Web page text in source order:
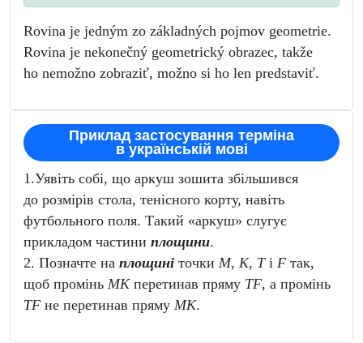
Rovina je jedným zo základných pojmov geometrie.
Rovina je nekonečný geometrický obrazec, takže
ho nemožno zobraziť, možno si ho len predstaviť.
Приклад застосування терміна
в українській мові
1.Уявіть собі, що аркуш зошита збільшився
до розмірів стола, тенісного корту, навіть
футбольного поля. Такий «аркуш» слугує
прикладом частини площини.
2. Позначте на площині точки M, K, Tі F так,
щоб промінь MKперетинав пряму TF, а промінь
TF не перетинав пряму MK.